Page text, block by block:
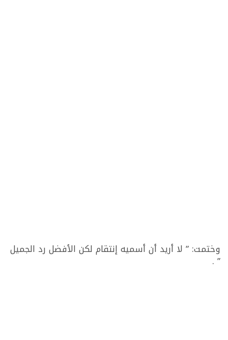
وختمت: ” لا أريد أن أسميه إنتقام لكن الأفضل رد الجميل
” .